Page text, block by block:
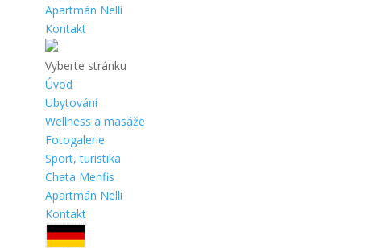
Apartmán Nelli
Kontakt
Vyberte stránku
Úvod
Ubytování
Wellness a masáže
Fotogalerie
Sport, turistika
Chata Menfis
Apartmán Nelli
Kontakt